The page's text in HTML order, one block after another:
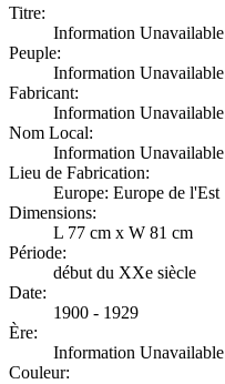
Titre:
Information Unavailable
Peuple:
Information Unavailable
Fabricant:
Information Unavailable
Nom Local:
Information Unavailable
Lieu de Fabrication:
Europe: Europe de l'Est
Dimensions:
L 77 cm x W 81 cm
Période:
début du XXe siècle
Date:
1900 - 1929
Ère:
Information Unavailable
Couleur: